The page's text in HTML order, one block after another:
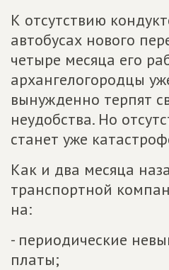
К отсутствию
автобусах нового
четыре месяца его
архангелогородцы
вынужденно терпят
неудобства. Но
станет уже
Как и два месяца
транспортной
на:
- периодические
платы;